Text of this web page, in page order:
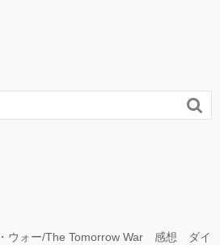

・ウォー/The Tomorrow War 感想 ダイ